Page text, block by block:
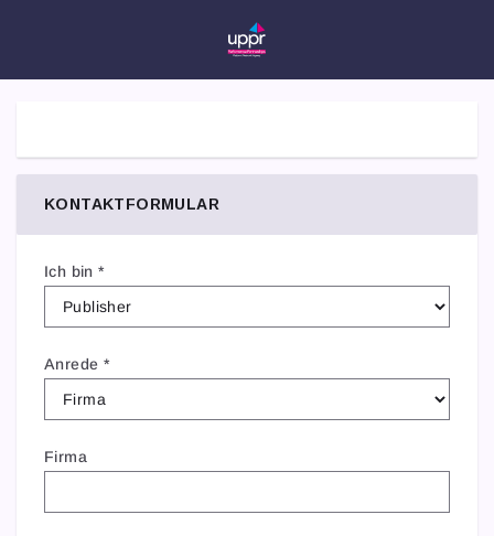
KONTAKTFORMULAR
Ich bin*
Anrede *
Firma